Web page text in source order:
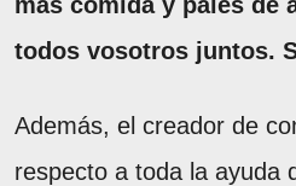
todos vosotros juntos.
Además, el creador de
respecto a toda la ayuda